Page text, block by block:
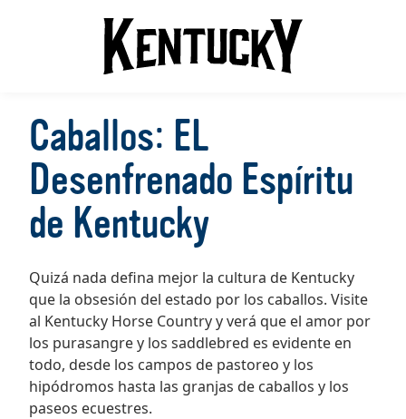
Caballos: EL
Desenfrenado Espíritu
de Kentucky
Quizá nada defina mejor la cultura de Kentucky
que la obsesión del estado por los caballos. Visite
al Kentucky Horse Country y verá que el amor por
los purasangre y los saddlebred es evidente en
todo, desde los campos de pastoreo y los
hipódromos hasta las granjas de caballos y los
paseos ecuestres.